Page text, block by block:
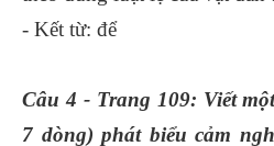
- Kết từ: để
Câu 4 - Trang 109: Viết
7 dòng) phát biểu cảm